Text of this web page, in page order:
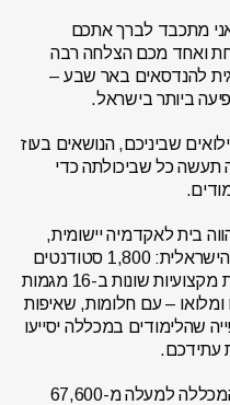
מתכבד לברך אתכם
ואחד מכם הצלחה רבה
להנדסאים באר שבע –
ביותר בישראל.
שביניכם, הנושאים בעוז
כל שביכולתה כדי
בית לאקדמיה יישומית,
משתקף הפסיפס העשיר של החברה הישראלית: 1,800 סטודנטים
וסטודנטיות הלומדים ב-23 התמחויות מקצועיות שונות ב-16 מגמות
– עם חלומות, שאיפות
שהלימודים במכללה יסייעו
עתידכם.
מאז הקמתה בשנת 1954, הכשירה המכללה למעלה מ-67,600